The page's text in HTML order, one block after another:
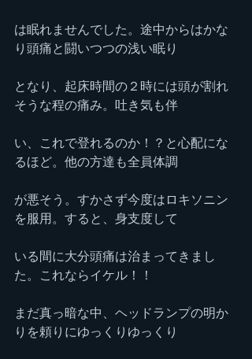
は眠れませんでした。途中からはかな
り頭痛と闘いつつの浅い眠り
となり、起床時間の２時には頭が割れ
そうな程の痛み。吐き気も伴
い、これで登れるのか！？と心配にな
るほど。他の方達も全員体調
が悪そう。すかさず今度はロキソニン
を服用。すると、身支度して
いる間に大分頭痛は治まってきまし
た。これならイケル！！
まだ真っ暗な中、ヘッドランプの明か
りを頼りにゆっくりゆっくり